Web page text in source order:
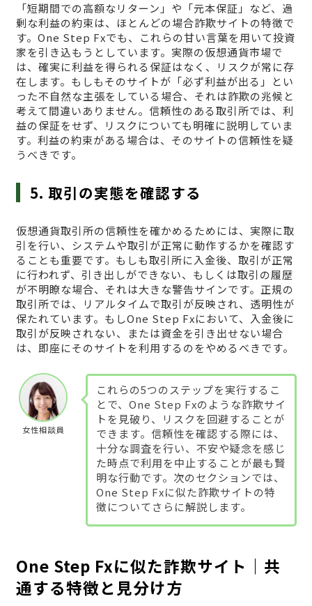
「短期間での高額なリターン」や「元本保証」など、過
剰な利益の約束は、ほとんどの場合詐欺サイトの特徴で
す。One Step Fxでも、これらの甘い言葉を用いて投資
家を引き込もうとしています。実際の仮想通貨市場で
は、確実に利益を得られる保証はなく、リスクが常に存
在します。もしもそのサイトが「必ず利益が出る」とい
った不自然な主張をしている場合、それは詐欺の兆候と
考えて間違いありません。信頼性のある取引所では、利
益の保証をせず、リスクについても明確に説明していま
す。利益の約束がある場合は、そのサイトの信頼性を疑
うべきです。
5. 取引の実態を確認する
仮想通貨取引所の信頼性を確かめるためには、実際に取
引を行い、システムや取引が正常に動作するかを確認す
ることも重要です。もしも取引所に入金後、取引が正常
に行われず、引き出しができない、もしくは取引の履歴
が不明瞭な場合、それは大きな警告サインです。正規の
取引所では、リアルタイムで取引が反映され、透明性が
保たれています。もしOne Step Fxにおいて、入金後に
取引が反映されない、または資金を引き出せない場合
は、即座にそのサイトを利用するのをやめるべきです。
女性相談員
これらの5つのステップを実行するこ
とで、One Step Fxのような詐欺サイ
トを見破り、リスクを回避することが
できます。信頼性を確認する際には、
十分な調査を行い、不安や疑念を感じ
た時点で利用を中止することが最も賢
明な行動です。次のセクションでは、
One Step Fxに似た詐欺サイトの特
徴についてさらに解説します。
One Step Fxに似た詐欺サイト｜共
通する特徴と見分け方